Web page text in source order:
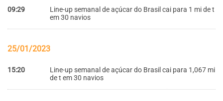
09:29
Line-up semanal de açúcar do Brasil cai para 1 mi de t
em 30 navios
25/01/2023
15:20
Line-up semanal de açúcar do Brasil cai para 1,067 mi
de t em 30 navios